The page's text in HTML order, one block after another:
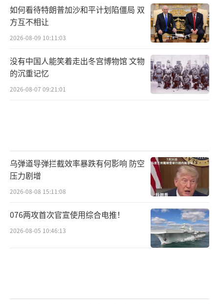
如何看待特朗普加沙和平计划陷僵局 双
方互不相让
2026-08-09 10:11:03
没有中国人能笑着走出冬宫博物馆 文物
的沉重记忆
2026-08-07 09:21:01
乌弹道导弹拦截效率暴跌有何影响 防空
压力剧增
2026-08-08 15:11:08
076两攻首次官宣使用综合电推！
2026-08-05 10:46:13